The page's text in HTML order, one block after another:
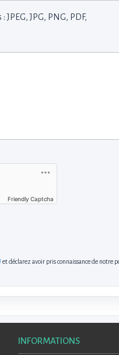
JPG, PNG, PDF,
Friendly Captcha
et déclarez avoir pris connaissance de notre
INFORMATIONS